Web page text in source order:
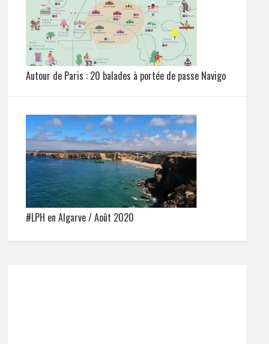
Autour de Paris : 20 balades à portée de passe Navigo
#LPH en Algarve / Août 2020